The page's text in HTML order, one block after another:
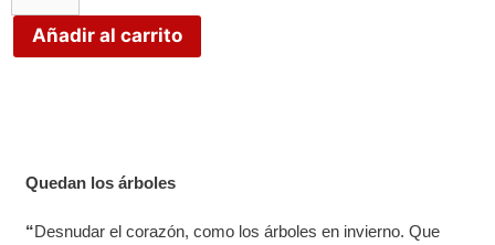
Añadir al carrito
Quedan los árboles
“Desnudar el corazón, como los árboles en invierno. Que